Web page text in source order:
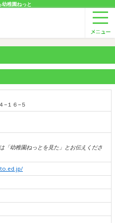
稚園ねっと
−１６−５
「幼稚園ねっとを見た」とお伝えくださ